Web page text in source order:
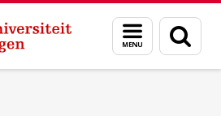
Menu
en
zoeken
of Innovation Management &